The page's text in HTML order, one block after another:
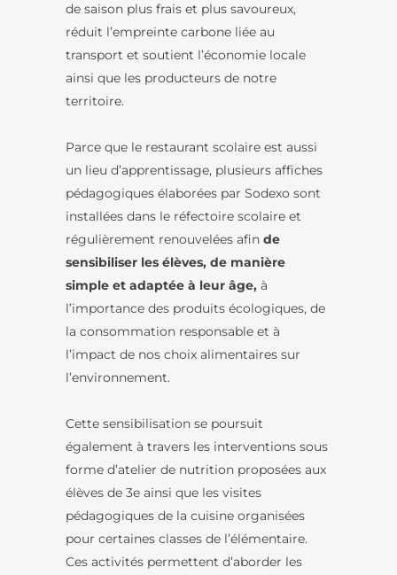
de saison plus frais et plus savoureux,
réduit l’empreinte carbone liée au
transport et soutient l’économie locale
ainsi que les producteurs de notre
territoire.
Parce que le restaurant scolaire est aussi
un lieu d’apprentissage, plusieurs affiches
pédagogiques élaborées par Sodexo sont
installées dans le réfectoire scolaire et
régulièrement renouvelées afin de
sensibiliser les élèves, de manière
simple et adaptée à leur âge, à
l’importance des produits écologiques, de
la consommation responsable et à
l’impact de nos choix alimentaires sur
l’environnement.
Cette sensibilisation se poursuit
également à travers les interventions sous
forme d’atelier de nutrition proposées aux
élèves de 3e ainsi que les visites
pédagogiques de la cuisine organisées
pour certaines classes de l’élémentaire.
Ces activités permettent d’aborder les